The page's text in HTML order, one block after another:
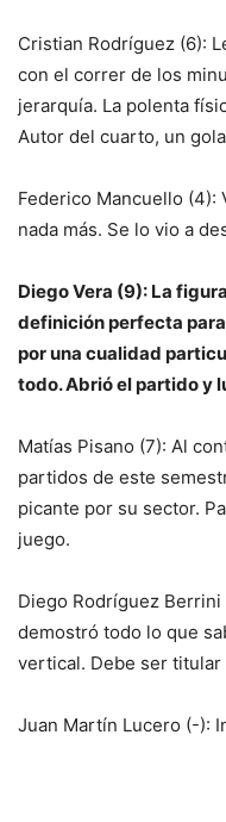
Cristian Rodríguez (6):
con el correr de los
jerarquía. La polenta
Autor del cuarto, un
Federico Mancuello (4):
nada más. Se lo vio a
Diego Vera (9): La
definición perfecta
por una cualidad
todo. Abrió el partido y
Matías Pisano (7): Al
partidos de este
picante por su sector.
juego.
Diego Rodríguez
demostró todo lo que
vertical. Debe ser titular
Juan Martín Lucero (-):